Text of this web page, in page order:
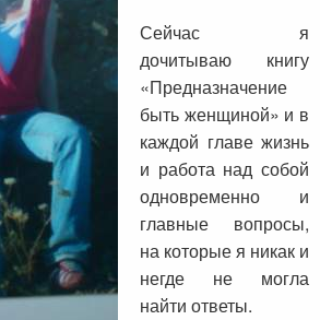
Сейчас я
дочитываю книгу
«Предназначение
быть женщиной» и в
каждой главе жизнь
и работа над собой
одновременно и
главные вопросы,
на которые я никак и
негде не могла
найти ответы.